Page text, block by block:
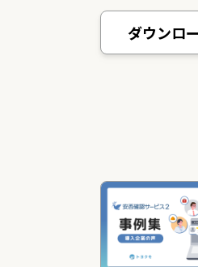
ダウンロ